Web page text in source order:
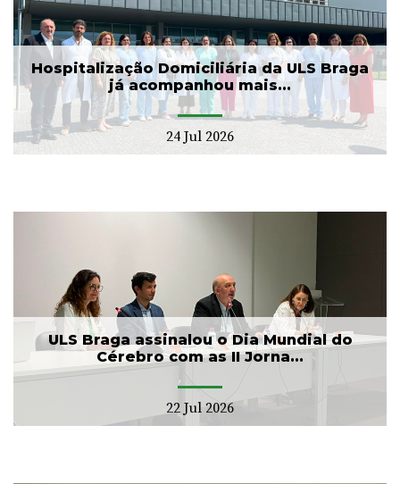
Hospitalização Domiciliária da ULS Braga
já acompanhou mais...
24 Jul 2026
ULS Braga assinalou o Dia Mundial do
Cérebro com as II Jorna...
22 Jul 2026